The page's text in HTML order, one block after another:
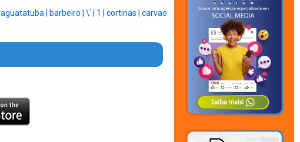
| barbeiro | \' | 1 | cortinas | carvao